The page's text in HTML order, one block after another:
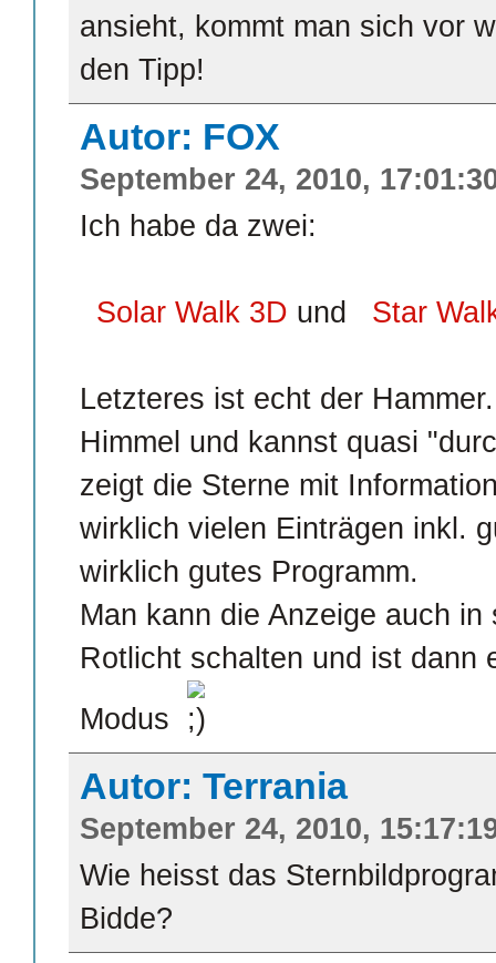
ansieht, kommt man sich vor
den Tipp!
Autor: FOX
September 24, 2010,
Ich habe da zwei:
Solar Walk 3D und Star
Letzteres ist echt der
Himmel und kannst quasi
zeigt die Sterne mit
wirklich vielen Einträgen inkl.
wirklich gutes Programm.
Man kann die Anzeige auch
Rotlicht schalten und ist dann
Modus
Autor: Terrania
September 24, 2010,
Wie heisst das
Bidde?